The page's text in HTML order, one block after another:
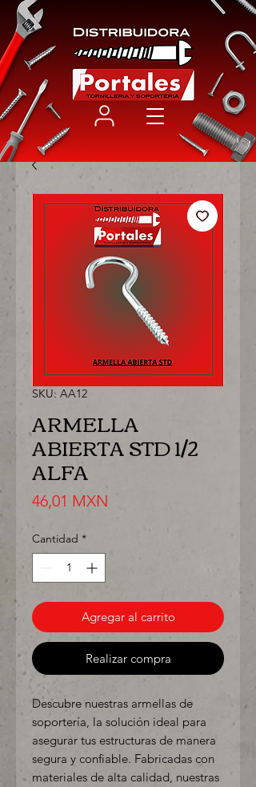
SKU: AA12
ARMELLA
ABIERTA STD 1/2
ALFA
46,01 MXN
Cantidad *
Agregar al carrito
Realizar compra
Descubre nuestras armellas de
soportería, la solución ideal para
asegurar tus estructuras de manera
segura y confiable. Fabricadas con
materiales de alta calidad, nuestras